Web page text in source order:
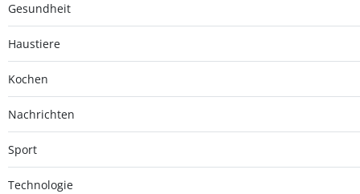
Gesundheit
Haustiere
Kochen
Nachrichten
Sport
Technologie